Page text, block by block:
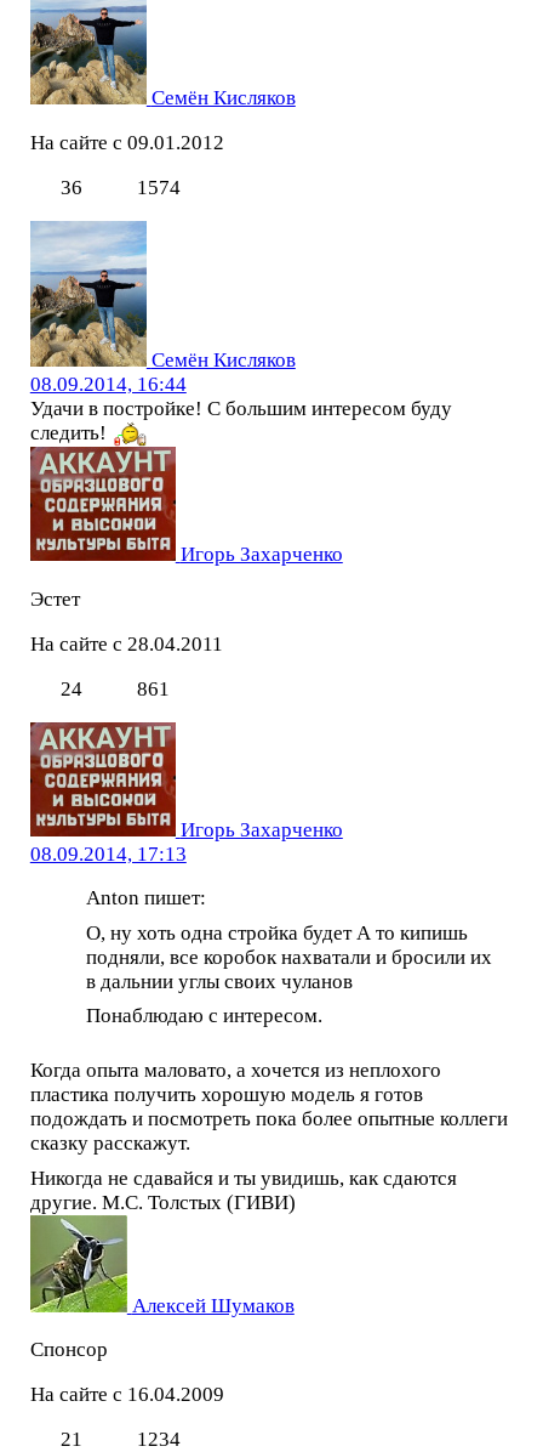
Семён Кисляков
На сайте с 09.01.2012
36
1574
Семён Кисляков
08.09.2014, 16:44
Удачи в постройке! С большим интересом буду
следить!
Игорь Захарченко
Эстет
На сайте с 28.04.2011
24
861
Игорь Захарченко
08.09.2014, 17:13
Anton пишет:
О, ну хоть одна стройка будет А то кипишь
подняли, все коробок нахватали и бросили их
в дальнии углы своих чуланов
Понаблюдаю с интересом.
Когда опыта маловато, а хочется из неплохого
пластика получить хорошую модель я готов
подождать и посмотреть пока более опытные коллеги
сказку расскажут.
Никогда не сдавайся и ты увидишь, как сдаются
другие. М.С. Толстых (ГИВИ)
Алексей Шумаков
Спонсор
На сайте с 16.04.2009
21
1234